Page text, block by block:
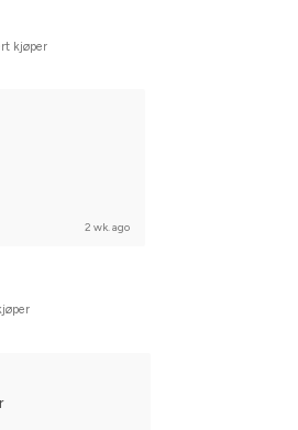
kjøper
2 wk. ago